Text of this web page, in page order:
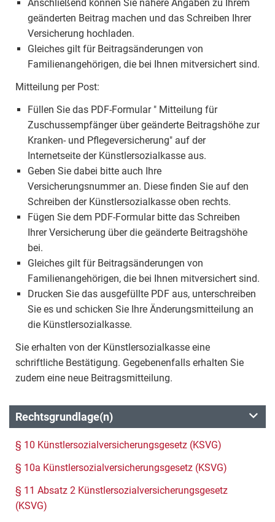
Anschließend können Sie nähere Angaben zu Ihrem
geänderten Beitrag machen und das Schreiben Ihrer
Versicherung hochladen.
Gleiches gilt für Beitragsänderungen von
Familienangehörigen, die bei Ihnen mitversichert sind.
Mitteilung per Post:
Füllen Sie das PDF-Formular " Mitteilung für
Zuschussempfänger über geänderte Beitragshöhe zur
Kranken- und Pflegeversicherung" auf der
Internetseite der Künstlersozialkasse aus.
Geben Sie dabei bitte auch Ihre
Versicherungsnummer an. Diese finden Sie auf den
Schreiben der Künstlersozialkasse oben rechts.
Fügen Sie dem PDF-Formular bitte das Schreiben
Ihrer Versicherung über die geänderte Beitragshöhe
bei.
Gleiches gilt für Beitragsänderungen von
Familienangehörigen, die bei Ihnen mitversichert sind.
Drucken Sie das ausgefüllte PDF aus, unterschreiben
Sie es und schicken Sie Ihre Änderungsmitteilung an
die Künstlersozialkasse.
Sie erhalten von der Künstlersozialkasse eine
schriftliche Bestätigung. Gegebenenfalls erhalten Sie
zudem eine neue Beitragsmitteilung.
Rechtsgrundlage(n)
§ 10 Künstlersozialversicherungsgesetz (KSVG)
§ 10a Künstlersozialversicherungsgesetz (KSVG)
§ 11 Absatz 2 Künstlersozialversicherungsgesetz
(KSVG)